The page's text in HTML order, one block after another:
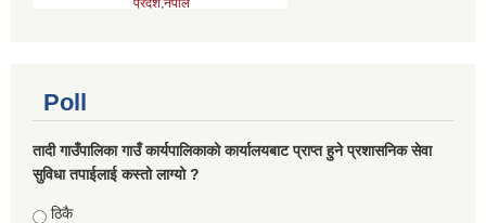
Poll
तादी गाउँपालिका गाउँ कार्यपालिकाको कार्यालयबाट प्राप्त हुने प्रशासनिक सेवा
सुविधा तपाईलाई कस्तो लाग्यो ?
Choices
ठिकै